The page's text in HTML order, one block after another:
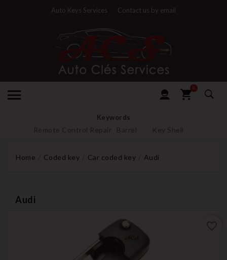
Auto Keys Services Contact us by email
0
Keywords
Remote Control Repair Barrel Key Shell
Home Coded key Car coded key Audi
Audi